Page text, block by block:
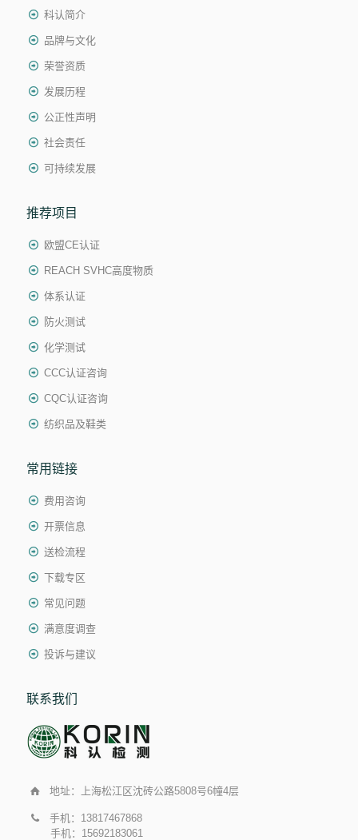
科认简介
品牌与文化
荣誉资质
发展历程
公正性声明
社会责任
可持续发展
推荐项目
欧盟CE认证
REACH SVHC高度物质
体系认证
防火测试
化学测试
CCC认证咨询
CQC认证咨询
纺织品及鞋类
常用链接
费用咨询
开票信息
送检流程
下载专区
常见问题
满意度调查
投诉与建议
联系我们
地址：上海松江区沈砖公路5808号6幢4层
手机：13817467868
手机：15692183061